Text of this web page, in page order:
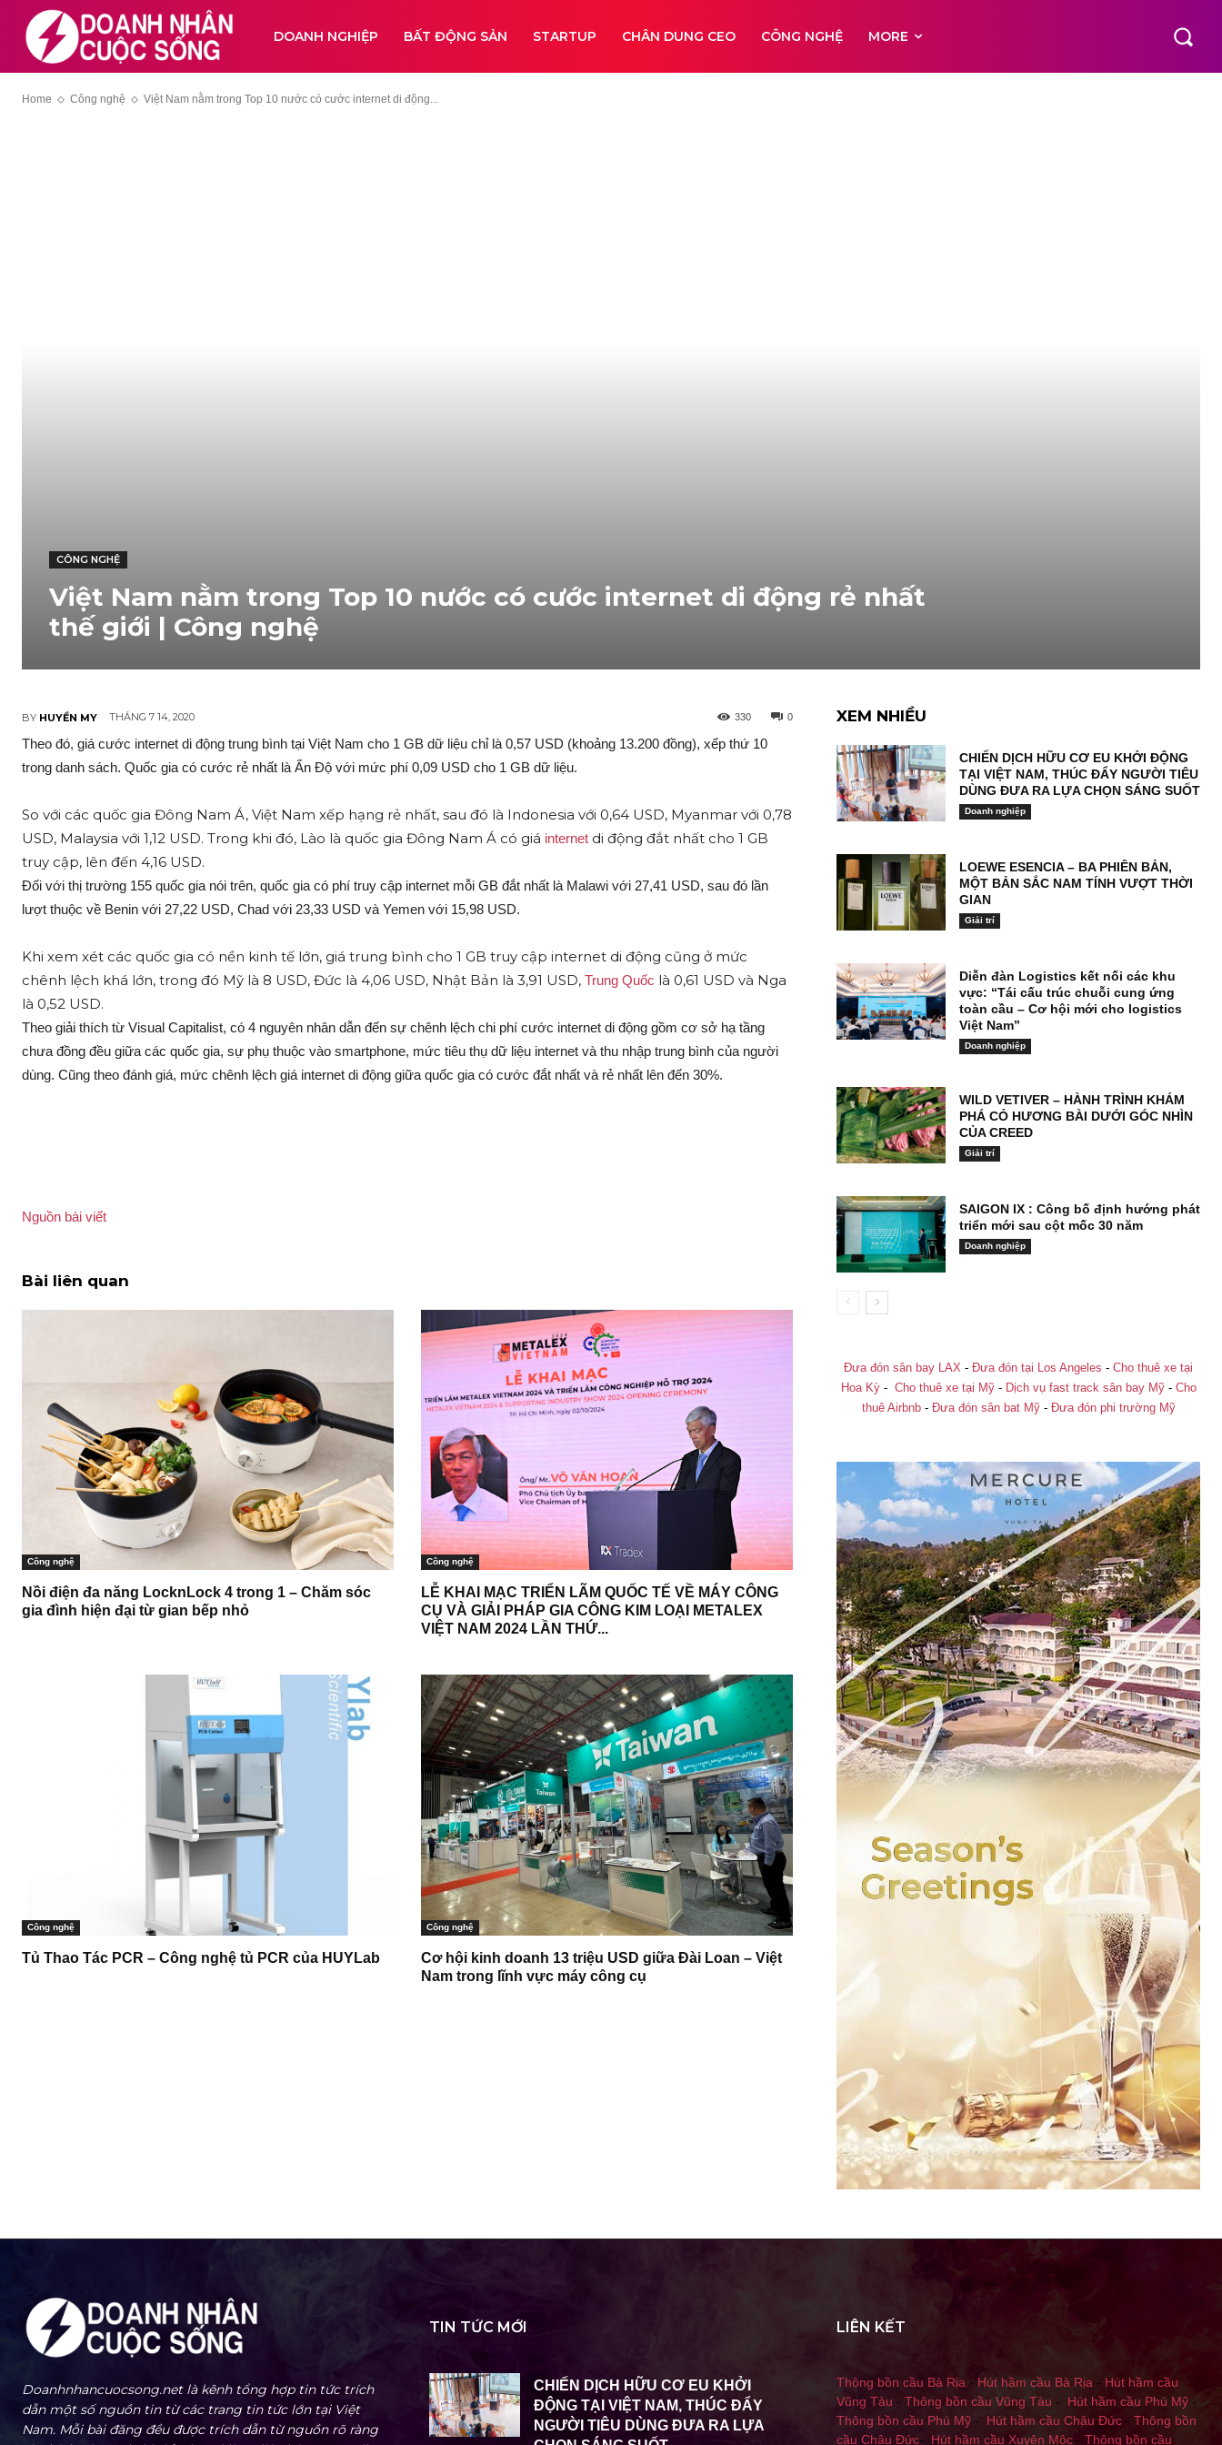
DOANH NGHIỆP BẤT ĐỘNG SẢN STARTUP CHÂN DUNG CEO CÔNG NGHỆ MORE
Home Công nghệ Việt Nam nằm trong Top 10 nước có cước internet di động...
CÔNG NGHỆ
Việt Nam nằm trong Top 10 nước có cước internet di động rẻ nhất
thế giới | Công nghệ
BY HUYỀN MY THÁNG 7 14, 2020 0
330
Theo đó, giá cước internet di động trung bình tại Việt Nam cho 1 GB dữ liệu chỉ là 0,57 USD (khoảng 13.200 đồng), xếp thứ 10
trong danh sách. Quốc gia có cước rẻ nhất là Ấn Độ với mức phí 0,09 USD cho 1 GB dữ liệu.
So với các quốc gia Đông Nam Á, Việt Nam xếp hạng rẻ nhất, sau đó là Indonesia với 0,64 USD, Myanmar với 0,78
USD, Malaysia với 1,12 USD. Trong khi đó, Lào là quốc gia Đông Nam Á có giá internet di động đắt nhất cho 1 GB
truy cập, lên đến 4,16 USD.
Đối với thị trường 155 quốc gia nói trên, quốc gia có phí truy cập internet mỗi GB đắt nhất là Malawi với 27,41 USD, sau đó lần
lượt thuộc về Benin với 27,22 USD, Chad với 23,33 USD và Yemen với 15,98 USD.
Khi xem xét các quốc gia có nền kinh tế lớn, giá trung bình cho 1 GB truy cập internet di động cũng ở mức
chênh lệch khá lớn, trong đó Mỹ là 8 USD, Đức là 4,06 USD, Nhật Bản là 3,91 USD, Trung Quốc là 0,61 USD và Nga
là 0,52 USD.
Theo giải thích từ Visual Capitalist, có 4 nguyên nhân dẫn đến sự chênh lệch chi phí cước internet di động gồm cơ sở hạ tầng
chưa đồng đều giữa các quốc gia, sự phụ thuộc vào smartphone, mức tiêu thụ dữ liệu internet và thu nhập trung bình của người
dùng. Cũng theo đánh giá, mức chênh lệch giá internet di động giữa quốc gia có cước đắt nhất và rẻ nhất lên đến 30%.
Nguồn bài viết
Bài liên quan
Công nghệ
Nồi điện đa năng LocknLock 4 trong 1 – Chăm sóc
gia đình hiện đại từ gian bếp nhỏ
Công nghệ
LỄ KHAI MẠC TRIỂN LÃM QUỐC TẾ VỀ MÁY CÔNG
CỤ VÀ GIẢI PHÁP GIA CÔNG KIM LOẠI METALEX
VIỆT NAM 2024 LẦN THỨ...
Công nghệ
Tủ Thao Tác PCR – Công nghệ tủ PCR của HUYLab
Công nghệ
Cơ hội kinh doanh 13 triệu USD giữa Đài Loan – Việt
Nam trong lĩnh vực máy công cụ
XEM NHIỀU
CHIẾN DỊCH HỮU CƠ EU KHỞI ĐỘNG
TẠI VIỆT NAM, THÚC ĐẨY NGƯỜI TIÊU
DÙNG ĐƯA RA LỰA CHỌN SÁNG SUỐT
Doanh nghiệp
LOEWE ESENCIA – BA PHIÊN BẢN,
MỘT BẢN SẮC NAM TÍNH VƯỢT THỜI
GIAN
Giải trí
Diễn đàn Logistics kết nối các khu
vực: “Tái cấu trúc chuỗi cung ứng
toàn cầu – Cơ hội mới cho logistics
Việt Nam”
Doanh nghiệp
WILD VETIVER – HÀNH TRÌNH KHÁM
PHÁ CỎ HƯƠNG BÀI DƯỚI GÓC NHÌN
CỦA CREED
Giải trí
SAIGON IX : Công bố định hướng phát
triển mới sau cột mốc 30 năm
Doanh nghiệp
Đưa đón sân bay LAX - Đưa đón tại Los Angeles - Cho thuê xe tại
Hoa Kỳ- Cho thuê xe tại Mỹ- Dịch vụ fast track sân bay Mỹ- Cho
thuê Airbnb- Đưa đón sân bat Mỹ- Đưa đón phi trường Mỹ
Doanhnhancuocsong.net là kênh tổng hợp tin tức trích
dẫn một số nguồn tin từ các trang tin tức lớn tại Việt
Nam. Mỗi bài đăng đều được trích dẫn từ nguồn rõ ràng
TIN TỨC MỚI
CHIẾN DỊCH HỮU CƠ EU KHỞI
ĐỘNG TẠI VIỆT NAM, THÚC ĐẨY
NGƯỜI TIÊU DÙNG ĐƯA RA LỰA
LIÊN KẾT
Thông bồn cầu Bà Rịa - Hút hầm cầu Bà Rịa - Hút hầm cầu
Vũng Tàu - Thông bồn cầu Vũng Tàu - Hút hầm cầu Phú Mỹ -
Thông bồn cầu Phú Mỹ - Hút hầm cầu Châu Đức - Thông bồn
cầu Châu Đức- Hút hầm cầu Xuyên Mộc - Thông bồn cầu